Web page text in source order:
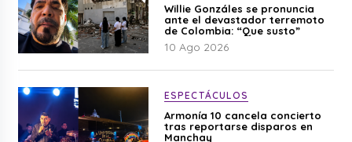
Willie Gonzáles se pronuncia
ante el devastador terremoto
de Colombia: “Que susto”
10 Ago 2026
ESPECTÁCULOS
Armonía 10 cancela concierto
tras reportarse disparos en
Manchay